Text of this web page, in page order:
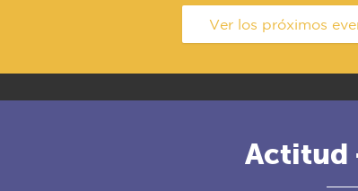
Ver los próximos
Actitud